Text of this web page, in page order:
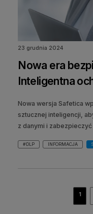
23 grudnia 2024
Nowa era
Inteligentna
Nowa wersja Safetica
sztucznej inteligencji,
z danymi i
#DLP INFORMACJA
1